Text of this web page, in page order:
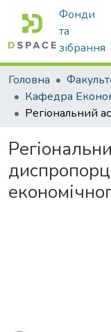
Фонди
та
зібрання
Головна